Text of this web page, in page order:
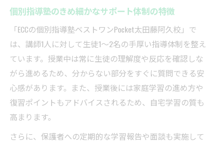
学習
太田市の個別指導塾で学ぶ計画的な勉強法
質問しやすい環境が成績アップにつながる理由
個別指導塾の質問しやすさが成績向上の鍵
気軽に相談できる個別指導で苦手を克服す
る
質問環境の充実が安心感とやる気を後押し
個別指導のマンツーマン対応が理解度を深
個別指導塾のきめ細かなサポート体制の特徴
「ECCの個別指導塾ベストワンPocket太田藤阿久校」で
は、講師1人に対して生徒1～2名の手厚い指導体制を整え
ています。授業中は常に生徒の理解度や反応を確認しな
がら進めるため、分からない部分をすぐに質問できる安
心感があります。また、授業後には家庭学習の進め方や
復習ポイントもアドバイスされるため、自宅学習の質も
高まります。
さらに、保護者への定期的な学習報告や面談も実施して